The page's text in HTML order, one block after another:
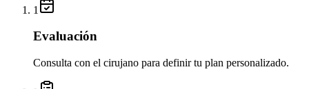
1
Evaluación
Consulta con el cirujano para definir tu plan personalizado.